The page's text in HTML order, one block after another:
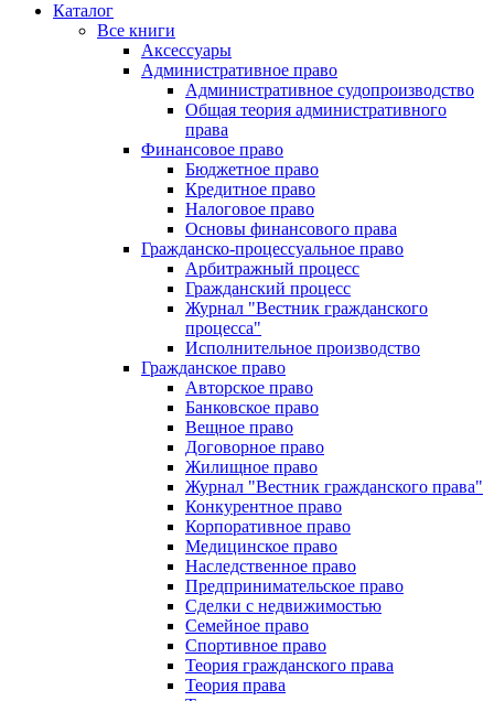
Каталог
Все книги
Аксессуары
Административное право
Административное судопроизводство
Общая теория административного
права
Финансовое право
Бюджетное право
Кредитное право
Налоговое право
Основы финансового права
Гражданско-процессуальное право
Арбитражный процесс
Гражданский процесс
Журнал "Вестник гражданского
процесса"
Исполнительное производство
Гражданское право
Авторское право
Банковское право
Вещное право
Договорное право
Жилищное право
Журнал "Вестник гражданского права"
Конкурентное право
Корпоративное право
Медицинское право
Наследственное право
Предпринимательское право
Сделки с недвижимостью
Семейное право
Спортивное право
Теория гражданского права
Теория права